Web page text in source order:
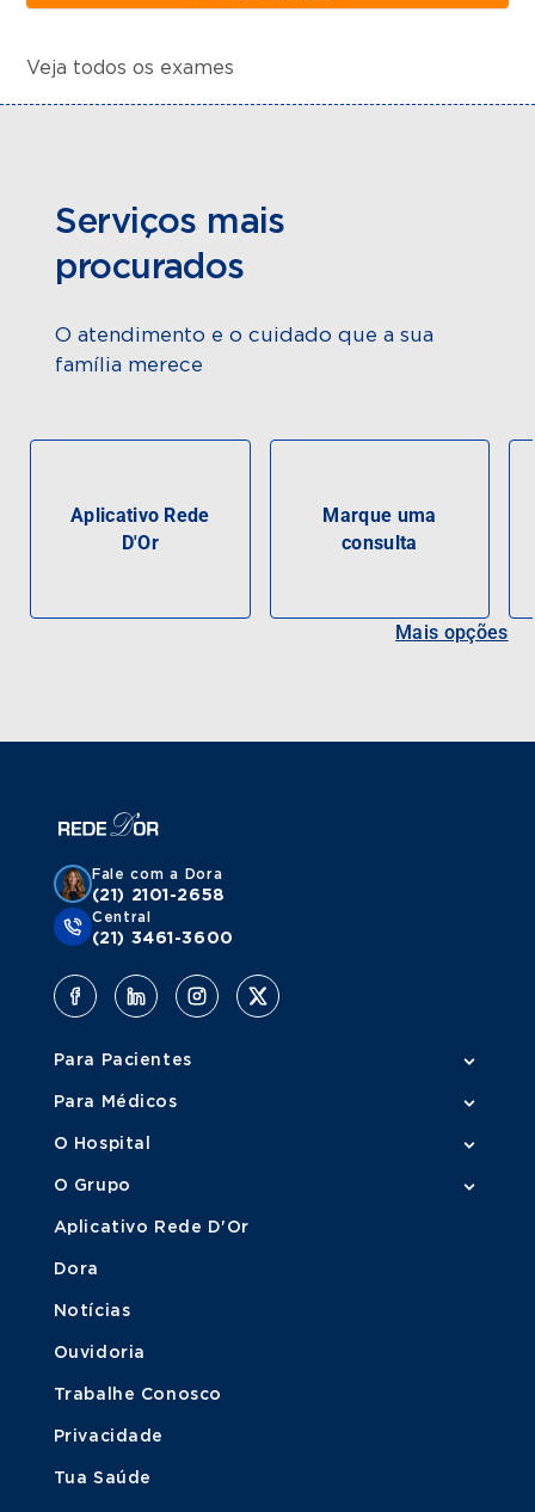
Veja todos os exames
Serviços mais
procurados
O atendimento e o cuidado que a sua
família merece
Aplicativo Rede
D'Or
Marque uma
consulta
Mais opções
Fale com a Dora
(21) 2101-2658
Central
(21) 3461-3600
Para Pacientes
Para Médicos
O Hospital
O Grupo
Aplicativo Rede D'Or
Dora
Notícias
Ouvidoria
Trabalhe Conosco
Privacidade
Tua Saúde